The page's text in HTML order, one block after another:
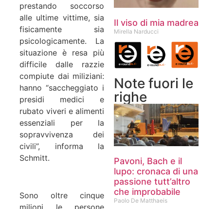
prestando soccorso
alle ultime vittime, sia
fisicamente sia
psicologicamente. La
situazione è resa più
difficile dalle razzie
compiute dai miliziani:
hanno “saccheggiato i
presidi medici e
rubato viveri e alimenti
essenziali per la
sopravvivenza dei
civili”, informa la
Schmitt.
Sono oltre cinque
milioni le persone
Il viso di mia madrea
Mirella Narducci
Note fuori le
righe
Pavoni, Bach e il
lupo: cronaca di una
passione tutt’altro
che improbabile
Paolo De Matthaeis